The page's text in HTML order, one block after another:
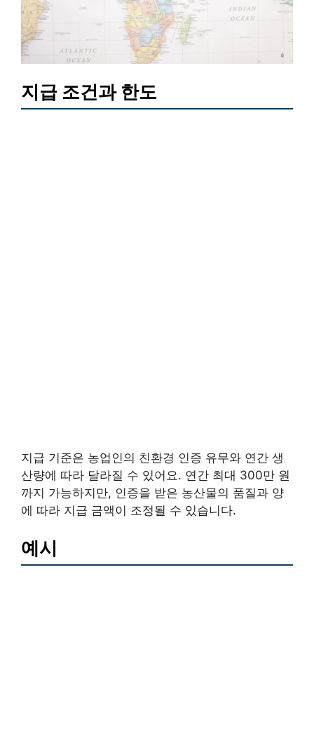
지급 조건과 한도
지급 기준은 농업인의 친환경 인증 유무와 연간 생
산량에 따라 달라질 수 있어요. 연간 최대 300만 원
까지 가능하지만, 인증을 받은 농산물의 품질과 양
에 따라 지급 금액이 조정될 수 있습니다.
예시